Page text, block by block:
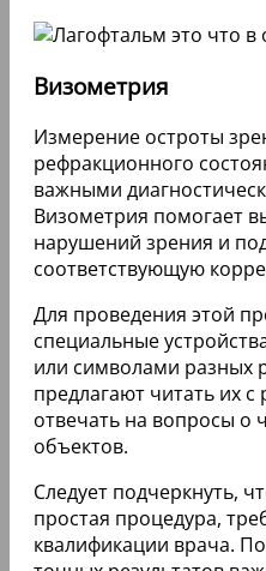
Визометрия
Измерение остроты
рефракционного
важными
Визометрия помогает
нарушений зрения и
соответствующую
Для проведения этой
специальные
или символами разных
предлагают читать их
отвечать на вопросы о
объектов.
Следует подчеркнуть,
простая процедура,
квалификации врача.